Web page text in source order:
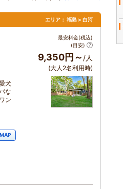
エリア： 福島 > 白河
犬
な
ン
MAP
最安料金(税込)
(目安)
9,350円～ /人
(大人2名利用時)